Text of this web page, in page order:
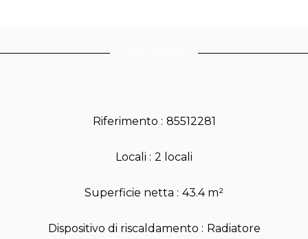
Riferimento 85512281
Locali 2 locali
Superficie netta 43.4 m²
Dispositivo di riscaldamento Radiatore